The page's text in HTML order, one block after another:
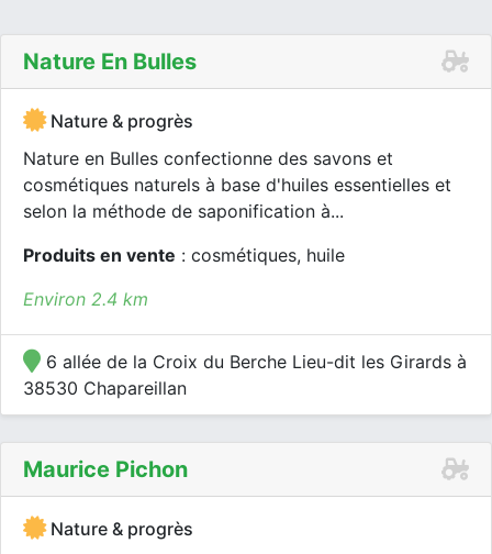
Nature En Bulles
Nature & progrès
Nature en Bulles confectionne des savons et
cosmétiques naturels à base d'huiles essentielles et
selon la méthode de saponification à...
Produits en vente : cosmétiques, huile
Environ 2.4 km
6 allée de la Croix du Berche Lieu-dit les Girards à
38530 Chapareillan
Maurice Pichon
Nature & progrès